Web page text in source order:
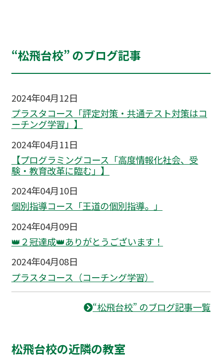
“松飛台校” のブログ記事
2024年04月12日
プラスタコース「評定対策・共通テスト対策はコ
ーチング学習」】
2024年04月11日
【プログラミングコース「高度情報化社会、受
験・教育改革に臨む」】
2024年04月10日
個別指導コース「王道の個別指導。」
2024年04月09日
👑２冠達成👑ありがとうございます！
2024年04月08日
プラスタコース（コーチング学習）
“松飛台校” のブログ記事一覧
松飛台校の近隣の教室